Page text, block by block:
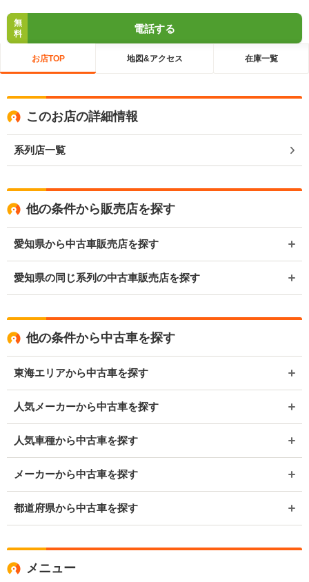
無
料
電話する
お店TOP 地図&アクセス 在庫一覧
このお店の詳細情報
系列店一覧
他の条件から販売店を探す
愛知県から中古車販売店を探す
愛知県の同じ系列の中古車販売店を探す
他の条件から中古車を探す
東海エリアから中古車を探す
人気メーカーから中古車を探す
人気車種から中古車を探す
メーカーから中古車を探す
都道府県から中古車を探す
メニュー